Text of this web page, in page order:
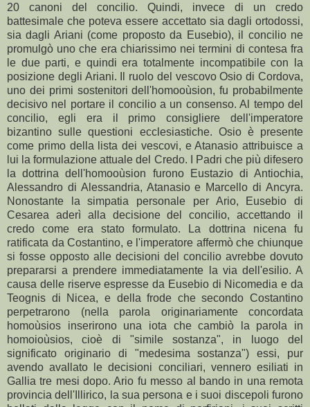
20 canoni del concilio. Quindi, invece di un credo
battesimale che poteva essere accettato sia dagli ortodossi,
sia dagli Ariani (come proposto da Eusebio), il concilio ne
promulgò uno che era chiarissimo nei termini di contesa fra
le due parti, e quindi era totalmente incompatibile con la
posizione degli Ariani. Il ruolo del vescovo Osio di Cordova,
uno dei primi sostenitori dell'homooùsion, fu probabilmente
decisivo nel portare il concilio a un consenso. Al tempo del
concilio, egli era il primo consigliere dell'imperatore
bizantino sulle questioni ecclesiastiche. Osio è presente
come primo della lista dei vescovi, e Atanasio attribuisce a
lui la formulazione attuale del Credo. I Padri che più difesero
la dottrina dell'homooùsion furono Eustazio di Antiochia,
Alessandro di Alessandria, Atanasio e Marcello di Ancyra.
Nonostante la simpatia personale per Ario, Eusebio di
Cesarea aderì alla decisione del concilio, accettando il
credo come era stato formulato. La dottrina nicena fu
ratificata da Costantino, e l'imperatore affermò che chiunque
si fosse opposto alle decisioni del concilio avrebbe dovuto
prepararsi a prendere immediatamente la via dell'esilio. A
causa delle riserve espresse da Eusebio di Nicomedia e da
Teognis di Nicea, e della frode che secondo Costantino
perpetrarono (nella parola originariamente concordata
homoùsios inserirono una iota che cambiò la parola in
homoioùsios, cioè di "simile sostanza", in luogo del
significato originario di "medesima sostanza") essi, pur
avendo avallato le decisioni conciliari, vennero esiliati in
Gallia tre mesi dopo. Ario fu messo al bando in una remota
provincia dell'Illirico, la sua persona e i suoi discepoli furono